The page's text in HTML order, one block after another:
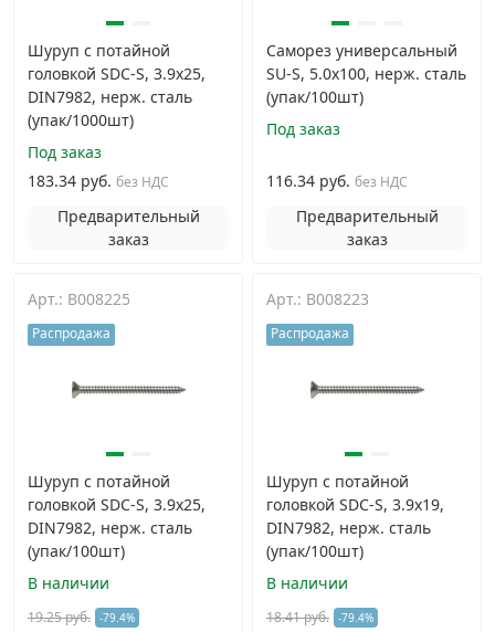
Шуруп с потайной
головкой SDC-S, 3.9х25,
DIN7982, нерж. сталь
(упак/1000шт)
Под заказ
183.34 руб. без НДС
Предварительный
заказ
Саморез универсальный
SU-S, 5.0х100, нерж. сталь
(упак/100шт)
Под заказ
116.34 руб. без НДС
Предварительный
заказ
Арт.: B008225
Распродажа
Шуруп с потайной
головкой SDC-S, 3.9х25,
DIN7982, нерж. сталь
(упак/100шт)
В наличии
19.25 руб. -79.4%
Арт.: B008223
Распродажа
Шуруп с потайной
головкой SDC-S, 3.9х19,
DIN7982, нерж. сталь
(упак/100шт)
В наличии
18.41 руб. -79.4%